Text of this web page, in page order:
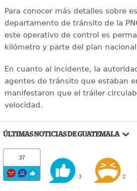
Para conocer más detalles sobre
departamento de tránsito de la
este operativo de control es
kilómetro y parte del plan
En cuanto al incidente, la
agentes de tránsito que estaban
manifestaron que el tráiler
velocidad.
ÚLTIMAS NOTICIAS DE GUATEMALA
37
3 2